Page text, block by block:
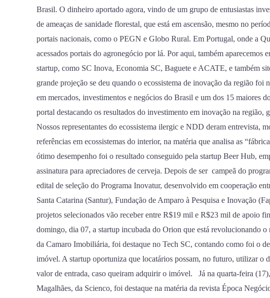
Brasil. O dinheiro aportado agora, vindo de um grupo de entusiastas
de ameaças de sanidade florestal, que está em ascensão, mesmo no
portais nacionais, como o PEGN e Globo Rural. Em Portugal, onde a
acessados portais do agronegócio por lá. Por aqui, também aparecemos
startup, como SC Inova, Economia SC, Baguete e ACATE, e também
grande projeção se deu quando o ecossistema de inovação da região
em mercados, investimentos e negócios do Brasil e um dos 15 maiores
portal destacando os resultados do investimento em inovação na região,
Nossos representantes do ecossistema ilergic e NDD deram entrevista,
referências em ecossistemas do interior, na matéria que analisa as
ótimo desempenho foi o resultado conseguido pela startup Beer Hub,
assinatura para apreciadores de cerveja. Depois de ser campeã do
edital de seleção do Programa Inovatur, desenvolvido em cooperação
Santa Catarina (Santur), Fundação de Amparo à Pesquisa e Inovação
projetos selecionados vão receber entre R$19 mil e R$23 mil de apoio
domingo, dia 07, a startup incubada do Orion que está revolucionando
da Camaro Imobiliária, foi destaque no Tech SC, contando como foi o
imóvel. A startup oportuniza que locatários possam, no futuro, utilizar o
valor de entrada, caso queiram adquirir o imóvel. Já na quarta-feira
Magalhães, da Scienco, foi destaque na matéria da revista Época